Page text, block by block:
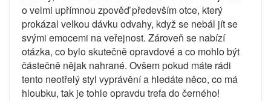
o velmi upřímnou zpověď především otce, který
prokázal velkou dávku odvahy, když se nebál jít se
svými emocemi na veřejnost. Zároveň se nabízí
otázka, co bylo skutečně opravdové a co mohlo být
částečně nějak nahrané. Ovšem pokud máte rádi
tento neotřelý styl vyprávění a hledáte něco, co má
hloubku, tak je tohle opravdu trefa do černého!